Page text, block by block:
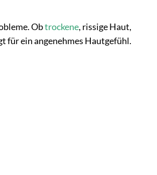
Obtrockene, rissige Haut,
für ein angenehmes Hautgefühl.